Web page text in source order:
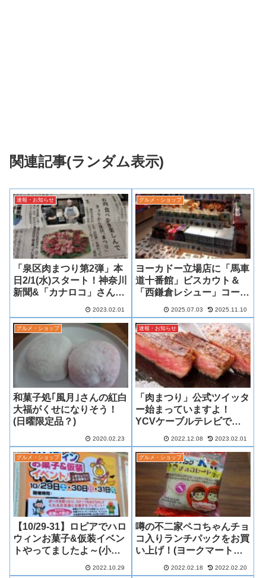
関連記事(ランダム表示)
速報・お知らせ
「泉区肉まつり第2弾」本
日2/1(水)スタート！神奈川
新聞&「カナロコ」さんに
2023.02.01
グルメ・ショップ
ヨーカドー立場店に「馬車
道十番館」ビスカウト＆
「西鎌倉レシュー」コーナ
2025.07.03 2025.11.10
グルメ・ショップ
和菓子処｢風月｣さんの紅白
大福がくせになりそう！
(日曜限定品？)
2020.02.23
速報・お知らせ
「肉まつり」公式ツイッタ
ー始まっていますよ！
YCVケーブルテレビでも
配信情報も)
2022.12.08 2023.02.01
グルメ・ショップ
【10/29-31】ロピアでハロ
ウィンお菓子&仮装イベン
トやってましたよ～(小学
2022.10.29
グルメ・ショップ
噂の不二家ペコちゃんチョ
コ入りランチパックをお買
い上げ！(ヨークマート立
2022.02.18 2022.02.20